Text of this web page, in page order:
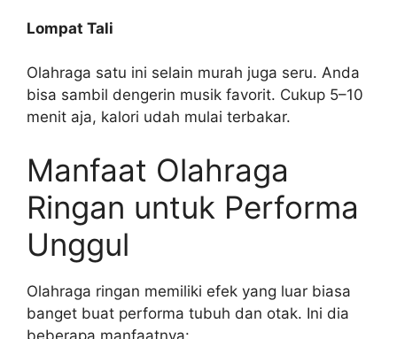
Lompat Tali
Olahraga satu ini selain murah juga seru. Anda
bisa sambil dengerin musik favorit. Cukup 5–10
menit aja, kalori udah mulai terbakar.
Manfaat Olahraga
Ringan untuk Performa
Unggul
Olahraga ringan memiliki efek yang luar biasa
banget buat performa tubuh dan otak. Ini dia
beberapa manfaatnya: